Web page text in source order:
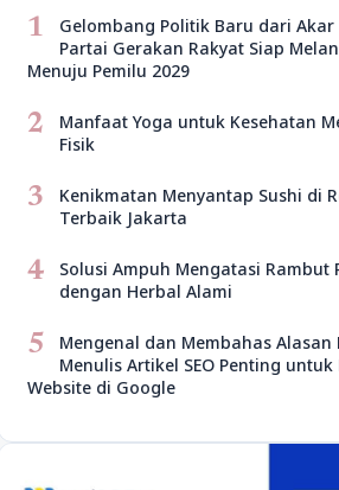
1
Gelombang Politik Baru dari Akar
Partai Gerakan Rakyat Siap
Menuju Pemilu 2029
2
Manfaat Yoga untuk Kesehatan
Fisik
3
Kenikmatan Menyantap Sushi di
Terbaik Jakarta
4
Solusi Ampuh Mengatasi Rambut
dengan Herbal Alami
5
Mengenal dan Membahas Alasan
Menulis Artikel SEO Penting
Website di Google